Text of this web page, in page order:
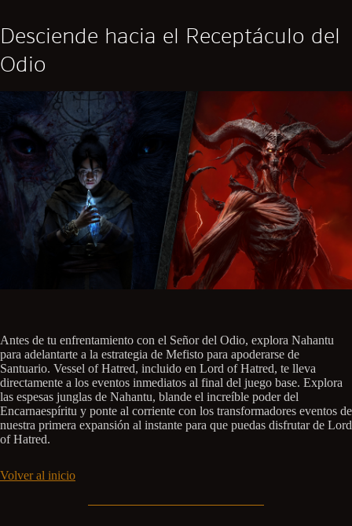
Desciende hacia el Receptáculo del
Odio
Antes de tu enfrentamiento con el Señor del Odio, explora Nahantu
para adelantarte a la estrategia de Mefisto para apoderarse de
Santuario. Vessel of Hatred, incluido en Lord of Hatred, te lleva
directamente a los eventos inmediatos al final del juego base. Explora
las espesas junglas de Nahantu, blande el increíble poder del
Encarnaespíritu y ponte al corriente con los transformadores eventos de
nuestra primera expansión al instante para que puedas disfrutar de Lord
of Hatred.
Volver al inicio